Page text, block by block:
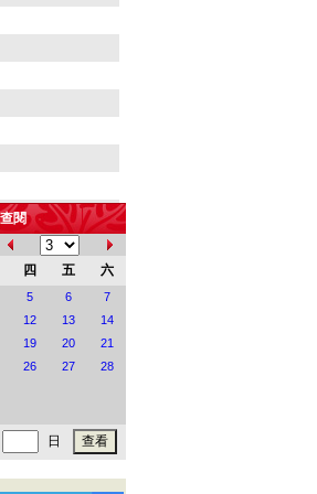
閱
四 五 六
5 6
7
12
13
14
19
20
21
26
27 28
日